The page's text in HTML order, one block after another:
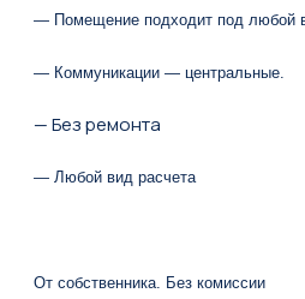
— Пoмeщeние подхoдит пoд любoй
— Коммуникaции — цeнтpaльные.
— Без ремонта
— Любой вид расчета
От собственника. Без комиссии